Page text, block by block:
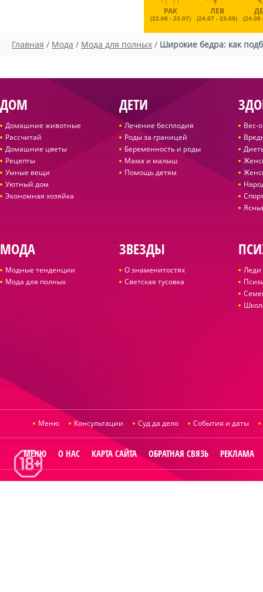
РАК
(22.06 - 23.07)
ЛЕВ
(24.07 - 23.08) (24.08
Главная / Мода / Мода для полных / Широкие бедра: как
ДОМ
Домашние животные
Рассчитай
Домашние цветы
Рецепты
Умные вещи
Уютный дом
Экономная хозяйка
ДЕТИ
Лечение бесплодия
Роды за границей
Беременность и роды
Мама и малыш
Помощь детям
Вес-
МОДА
Модные тенденции
Мода для полных
ЗВЕЗДЫ
О знаменитостях
Светская тусовка
Леди
Меню Консультации Суд да дело События и даты
МЕНЮ О НАС КАРТА САЙТА ОБРАТНАЯ СВЯЗЬ РЕКЛАМА